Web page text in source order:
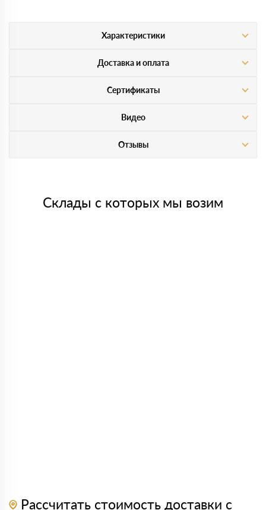
Характеристики
Доставка и оплата
Сертификаты
Видео
Отзывы
Склады с которых мы возим
Рассчитать стоимость доставки с